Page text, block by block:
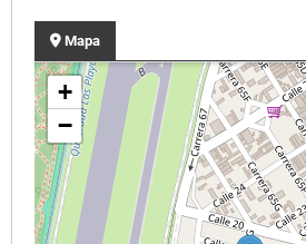
Mapa
+
−